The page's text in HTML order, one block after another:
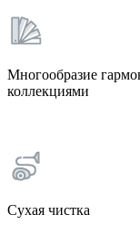
Многообразие
коллекциями
Сухая чистка